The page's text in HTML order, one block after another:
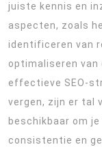
juiste kennis en
aspecten, zoals
identificeren van
optimaliseren van
effectieve SEO-
vergen, zijn er tal
beschikbaar om
consistentie en